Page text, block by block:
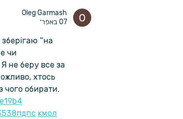
אותי בחוויה
Oleg Garmash
07 באפר׳
“на
чи
не беру все за
хтось
чого обирати.
e19b4
38пдпс кмол